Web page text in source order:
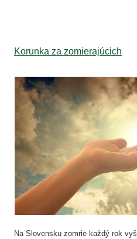
Korunka za zomierajúcich
Na Slovensku zomrie každý rok